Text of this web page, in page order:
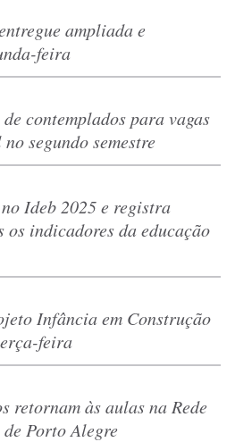
ampliada e
feira
contemplados para vagas
segundo semestre
Ideb 2025 e registra
os indicadores da educação
Infância em Construção
feira
retornam às aulas na Rede
Porto Alegre